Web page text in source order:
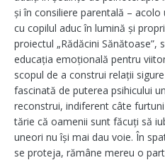
și în consiliere parentală –
cu copilul aduc în lumină și
proiectul „Rădăcini Sănătoase”,
educația emoțională pentru
scopul de a construi relații
fascinată de puterea psihicului
reconstrui, indiferent câte
tărie că oamenii sunt făcuți să
uneori nu își mai dau voie. În
se proteja, rămâne mereu o